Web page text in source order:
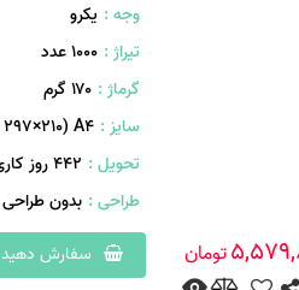
تومان
وجه : یکرو
تیراژ : 1000 عدد
گرماژ : ۱۷۰ گرم
سایز : A۴ (۲۹۷×۲۱۰ میلیمتر)
تحویل : 442 روز کاری
طراحی : بدون طراحی
سفارش دهید